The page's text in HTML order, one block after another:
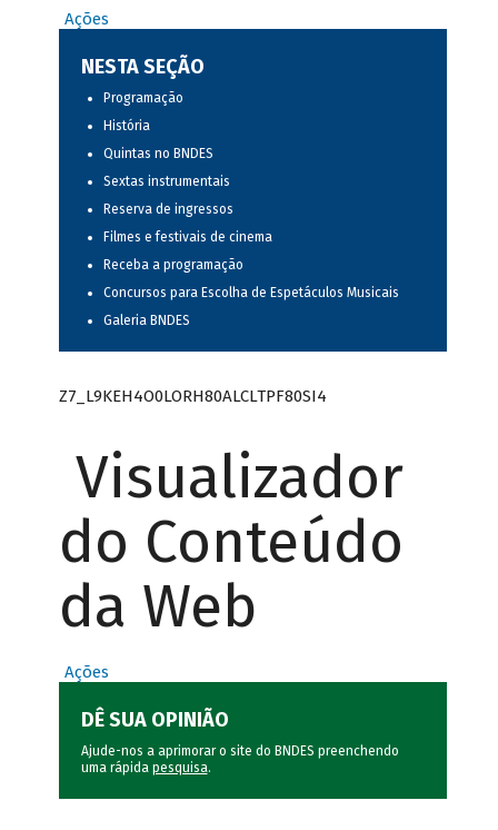
Ações
NESTA SEÇÃO
Programação
História
Quintas no BNDES
Sextas instrumentais
Reserva de ingressos
Filmes e festivais de cinema
Receba a programação
Concursos para Escolha de Espetáculos Musicais
Galeria BNDES
Z7_L9KEH4O0LORH80ALCLTPF80SI4
Visualizador
do Conteúdo
da Web
Ações
DÊ SUA OPINIÃO
Ajude-nos a aprimorar o site do BNDES preenchendo
uma rápida pesquisa.